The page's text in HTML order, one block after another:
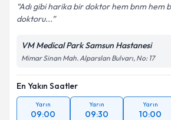
Kişisel verilerimin işlenmesine
Adı gibi harika bir doktor hem bnm hem
doktoru...
VM Medical Park Samsun Hastanesi
Mimar Sinan Mah. Alparslan Bulvarı, No: 17
En Yakın Saatler
Yarın
09:00
Yarın
09:30
Yarın
10:00